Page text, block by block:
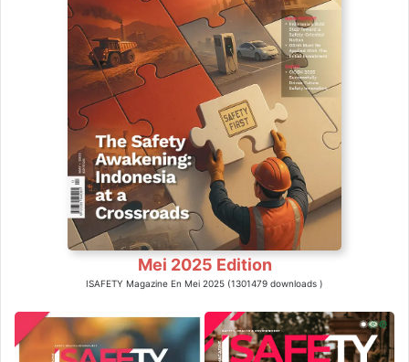
Mei 2025 Edition
ISAFETY Magazine En Mei 2025 (1301479 downloads )